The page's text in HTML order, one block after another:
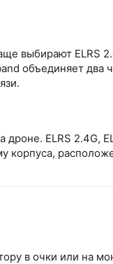
выбирают ELRS
объединяет два
ELRS 2.4G,
корпуса,
в очки или на